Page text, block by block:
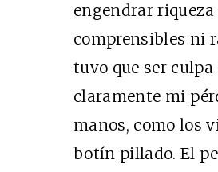
engendrar
comprensibles ni
tuvo que ser
claramente mi
manos, como los
botín pillado. El